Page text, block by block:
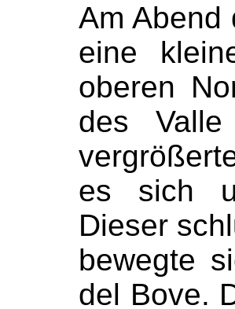
Am Abend
eine
oberen
des
es sich
Dieser
bewegte
del Bove.